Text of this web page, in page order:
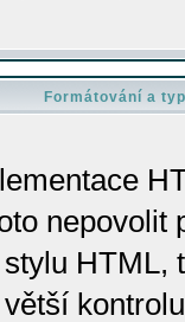
Formátování a
HTML,